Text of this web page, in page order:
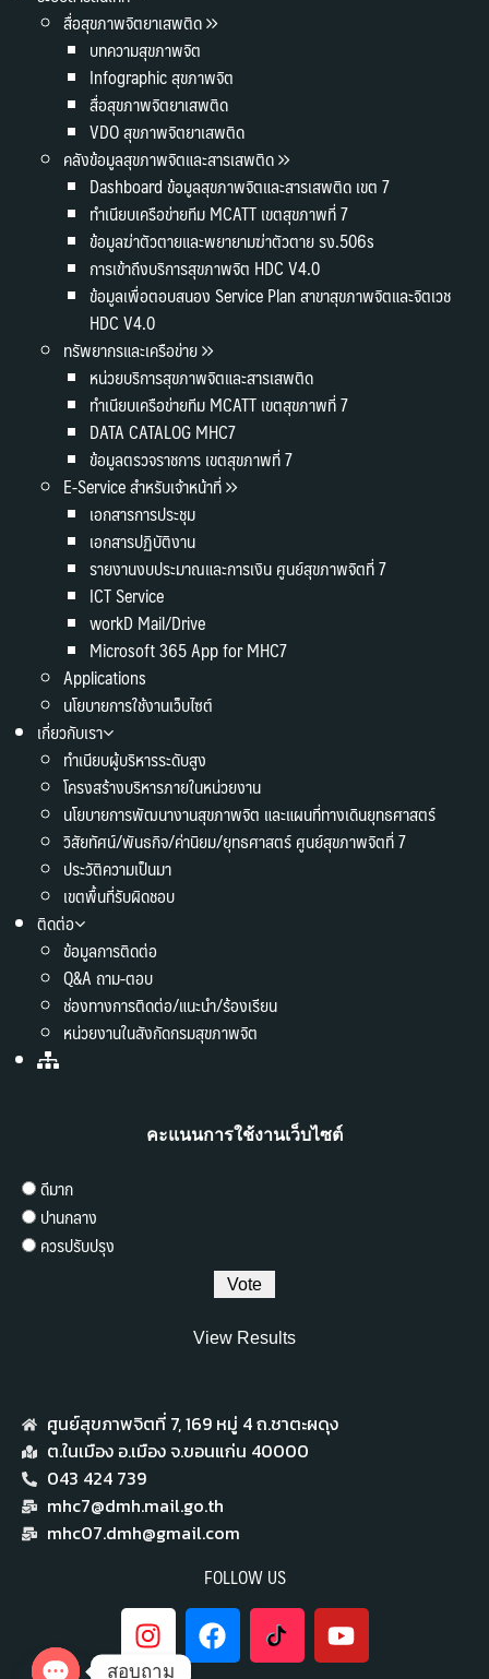
สื่อสุขภาพจิตยาเสพติด
บทความสุขภาพจิต
Infographic สุขภาพจิต
สื่อสุขภาพจิตยาเสพติด
VDO สุขภาพจิตยาเสพติด
คลังข้อมูลสุขภาพจิตและสารเสพติด
Dashboard ข้อมูลสุขภาพจิตและสารเสพติด เขต 7
ทำเนียบเครือข่ายทีม MCATT เขตสุขภาพที่ 7
ข้อมูลฆ่าตัวตายและพยายามฆ่าตัวตาย รง.506s
การเข้าถึงบริการสุขภาพจิต HDC V4.0
ข้อมูลเพื่อตอบสนอง Service Plan สาขาสุขภาพจิตและจิตเวช
HDC V4.0
ทรัพยากรและเครือข่าย
หน่วยบริการสุขภาพจิตและสารเสพติด
ทำเนียบเครือข่ายทีม MCATT เขตสุขภาพที่ 7
DATA CATALOG MHC7
ข้อมูลตรวจราชการ เขตสุขภาพที่ 7
E-Service สำหรับเจ้าหน้าที่
เอกสารการประชุม
เอกสารปฏิบัติงาน
รายงานงบประมาณและการเงิน ศูนย์สุขภาพจิตที่ 7
ICT Service
workD Mail/Drive
Microsoft 365 App for MHC7
Applications
นโยบายการใช้งานเว็บไซต์
เกี่ยวกับเรา
ทำเนียบผู้บริหารระดับสูง
โครงสร้างบริหารภายในหน่วยงาน
นโยบายการพัฒนางานสุขภาพจิต และแผนที่ทางเดินยุทธศาสตร์
วิสัยทัศน์/พันธกิจ/ค่านิยม/ยุทธศาสตร์ ศูนย์สุขภาพจิตที่ 7
ประวัติความเป็นมา
เขตพื้นที่รับผิดชอบ
ติดต่อ
ข้อมูลการติดต่อ
Q&A ถาม-ตอบ
ช่องทางการติดต่อ/แนะนำ/ร้องเรียน
หน่วยงานในสังกัดกรมสุขภาพจิต
คะแนนการใช้งานเว็บไซต์
ดีมาก
ปานกลาง
ควรปรับปรุง
View Results
ศูนย์สุขภาพจิตที่ 7,​ 169 หมู่ 4 ถ.ชาตะผดุง
ต.ในเมือง อ.เมือง จ.ขอนแก่น 40000
043 424 739
mhc7@dmh.mail.go.th
mhc07.dmh@gmail.com
FOLLOW US
สอบถาม